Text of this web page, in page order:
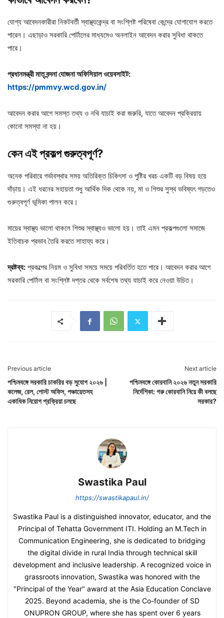
যোগ্য আবেদনকারীরা নিকটবর্তী স্বাস্থ্যকেন্দ্র বা সংশ্লিষ্ট পরিষেবা কেন্দ্রে যোগাযোগ করতে
পারেন। এছাড়াও সরকারি পোর্টালের মাধ্যমেও অনলাইন আবেদন করার সুবিধা থাকতে
পারে।
প্রধানমন্ত্রী মাতৃ বন্দনা যোজনা অফিসিয়াল ওয়েবসাইট:
https://pmmvy.wcd.gov.in/
আবেদন করার আগে সমস্ত তথ্য ও নথি যাচাই করা জরুরি, যাতে আবেদন প্রক্রিয়ায়
কোনো সমস্যা না হয়।
কেনএইপ্রকল্পগুরুত্বপূর্ণ?
অনেক পরিবারে গর্ভাবস্থার সময় অতিরিক্ত চিকিৎসা ও পুষ্টির খরচ একটি বড় বিষয় হয়ে
দাঁড়ায়। এই ধরনের সহায়তা শুধু আর্থিক দিক থেকে নয়, মা ও শিশুর সুস্থ ভবিষ্যৎ গড়তেও
গুরুত্বপূর্ণ ভূমিকা পালন করে।
মায়ের স্বাস্থ্য ভালো থাকলে শিশুর স্বাস্থ্যও ভালো হয়। তাই এমন প্রকল্পগুলো সমাজে
ইতিবাচক প্রভাব তৈরি করতে সাহায্য করে।
দ্রষ্টব্য: প্রকল্পের নিয়ম ও সুবিধা সময়ে সময়ে পরিবর্তিত হতে পারে। আবেদন করার আগে
সরকারি পোর্টাল বা সংশ্লিষ্ট দপ্তর থেকে সর্বশেষ তথ্য যাচাই করে নেওয়া উচিত।
Previous article
পশ্চিমবঙ্গে সরকারি চাকরির বড় সুযোগ ২০২৬ |
কলেজ, রেল, পোস্ট অফিস, পঞ্চায়েতসহ
একাধিক নিয়োগ প্রক্রিয়া চলছে
Next article
পশ্চিমবঙ্গে কোরবানি ২০২৬ নতুন সরকারি
নির্দেশিকা: গরু কোরবানি নিয়ে কী বলছে
সরকার?
Swastika Paul
https://swastikapaul.in/
Swastika Paul is a distinguished innovator, educator, and the
Principal of Tehatta Government ITI. Holding an M.Tech in
Communication Engineering, she is dedicated to bridging
the digital divide in rural India through technical skill
development and inclusive leadership. A recognized voice in
grassroots innovation, Swastika was honored with the
"Principal of the Year" award at the Asia Education Conclave
2025. Beyond academia, she is the Co-founder of SD
ONUPRON GROUP, where she has spent over 6 years